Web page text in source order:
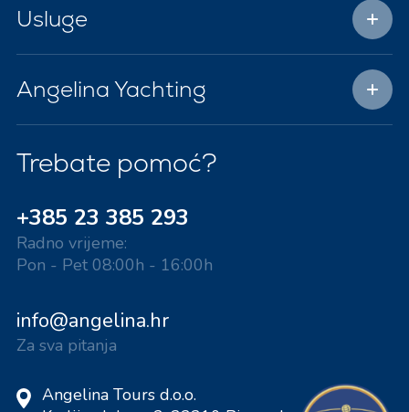
Usluge
Angelina Yachting
Trebate pomoć?
+385 23 385 293
Radno vrijeme:
Pon - Pet 08:00h - 16:00h
info@angelina.hr
Za sva pitanja
Angelina Tours d.o.o.